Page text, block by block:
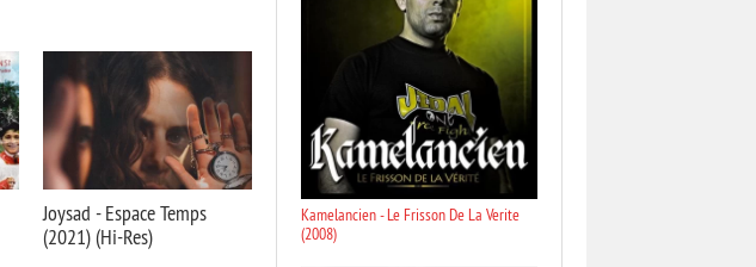
Joysad - Espace Temps
(2021) (Hi-Res)
Kamelancien - Le Frisson De La Verite
(2008)